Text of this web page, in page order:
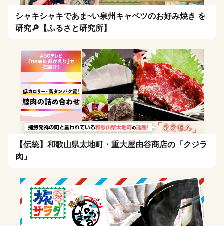
シャキシャキであま~い泉州キャベツのお好み焼き を
研究🔎【ふるさと研究所】
【伝統】和歌山県太地町・重大屋由谷商店の「クジラ
肉」